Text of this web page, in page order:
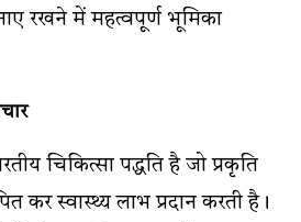
रखने में महत्वपूर्ण भूमिका
चिकित्सा पद्धति है जो प्रकृति
कर स्वास्थ्य लाभ प्रदान करती है।